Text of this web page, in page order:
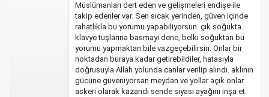
Müslümanları dert eden ve gelişmeleri endişe ile
takip edenler var. Sen sıcak yerinden, güven içinde
rahatlıkla bu yorumu yapabiliyorsun. çık soğukta
klavye tuşlarına basmayı dene, belki soğuktan bu
yorumu yapmaktan bile vazgeçebilirsin. Onlar bir
noktadan buraya kadar getirebildiler, hatasıyla
doğrusuyla Allah yolunda canlar verilip alındı. aklının
gücüne güveniyorsan meydan ve yollar açık onlar
askeri olarak kazandı sende siyasi ayağını inşa et.